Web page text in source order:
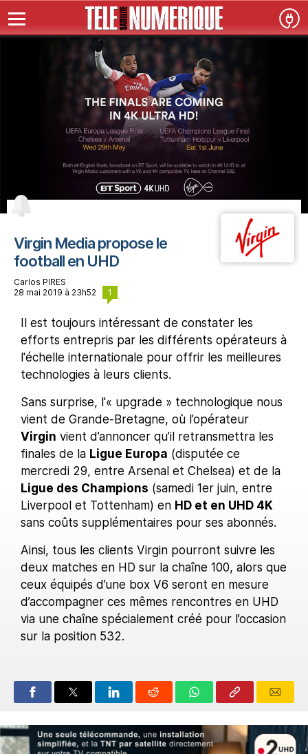
Virgin Media propose le
football en UHD
Carlos PIRES
28 mai 2019 à 23h52
1
Il est toujours intéressant de constater les
efforts entrepris par les différents opérateurs à
l'échelle internationale pour offrir les meilleures
technologies à leurs clients.
Sans surprise, l'« upgrade » technologique nous
vient de Grande-Bretagne, où l’opérateur
Virgin vient d’annoncer qu’il retransmettra les
finales de la Ligue Europa (disputée ce
mercredi 29, entre Arsenal et Chelsea) et de la
Ligue des Champions (samedi 1er juin, entre
Liverpool et Tottenham) en HD et en UHD 4K
sans coûts supplémentaires pour ses abonnés.
Ainsi, tous les clients Virgin pourront suivre les
deux matches en HD sur la chaîne 100, alors que
ceux équipés d’une box V6 seront en mesure
d’accompagner ces mêmes rencontres en UHD
via une chaîne spécialement créé pour l’occasion
sur la position 532.